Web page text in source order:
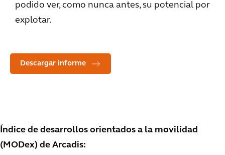
podido ver, como nunca antes, su potencial por
explotar.
Descargar informe
Índice de desarrollos orientados a la movilidad
(MODex) de Arcadis: